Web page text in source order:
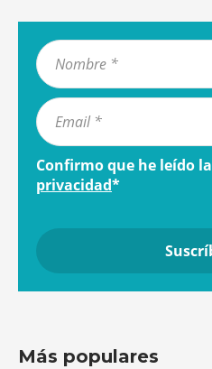
Confirmo que he leído la
privacidad*
Más populares